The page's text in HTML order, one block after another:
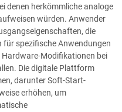
denen herkömmliche analoge
würden. Anwender
die
spezifische Anwendungen
Modifikationen bei
Die digitale Plattform
darunter Soft-Start-
erhöhen, um